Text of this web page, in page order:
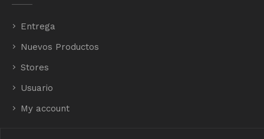
Entrega
Nuevos Productos
Stores
Usuario
My account